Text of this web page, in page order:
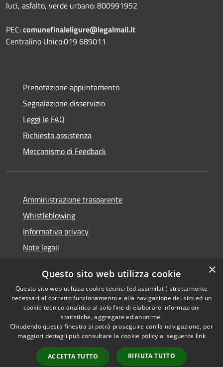
luci, asfalto, verde urbano: 800991952
PEC:comunefinaleligure@legalmail.it
Centralino Unico:019 689011
Prenotazione appuntamento
Segnalazione disservizio
Leggi le FAQ
Richiesta assistenza
Meccanismo di Feedback
Amministrazione trasparente
Whistleblowing
Informativa privacy
Note legali
Segnalazioni di inaccessibilità
RSS
Accessibilità
Copyright © 2026 • Comune di
Finale Ligure • Powered by
Municipium•
Accesso
×
Questo sito web utilizza cookie
Questo sito web utilizza cookie tecnici (ed assimilati) strettamente
necessari al corretto funzionamento e alla navigazione del sito ed un
cookie tecnico analitico al solo fine di elaborare informazioni
statistiche, aggregate ed anonime.
Chiudendo questa finestra si potrà proseguire con la navigazione, per
maggiori dettagli può consultare la cookie policy al seguente link
ACCETTA TUTTO RIFIUTA TUTTO